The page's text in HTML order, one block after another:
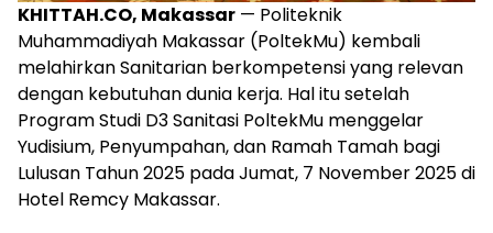
KHITTAH.CO, Makassar — Politeknik
Muhammadiyah Makassar (PoltekMu) kembali
melahirkan Sanitarian berkompetensi yang relevan
dengan kebutuhan dunia kerja. Hal itu setelah
Program Studi D3 Sanitasi PoltekMu menggelar
Yudisium, Penyumpahan, dan Ramah Tamah bagi
Lulusan Tahun 2025 pada Jumat, 7 November 2025 di
Hotel Remcy Makassar.